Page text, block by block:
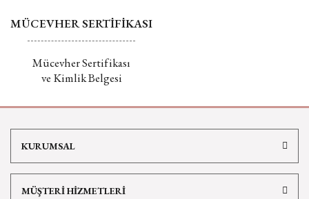
MÜCEVHER SERTİFİKASI
Mücevher Sertifikası
ve Kimlik Belgesi
KURUMSAL
MÜŞTERİ HİZMETLERİ